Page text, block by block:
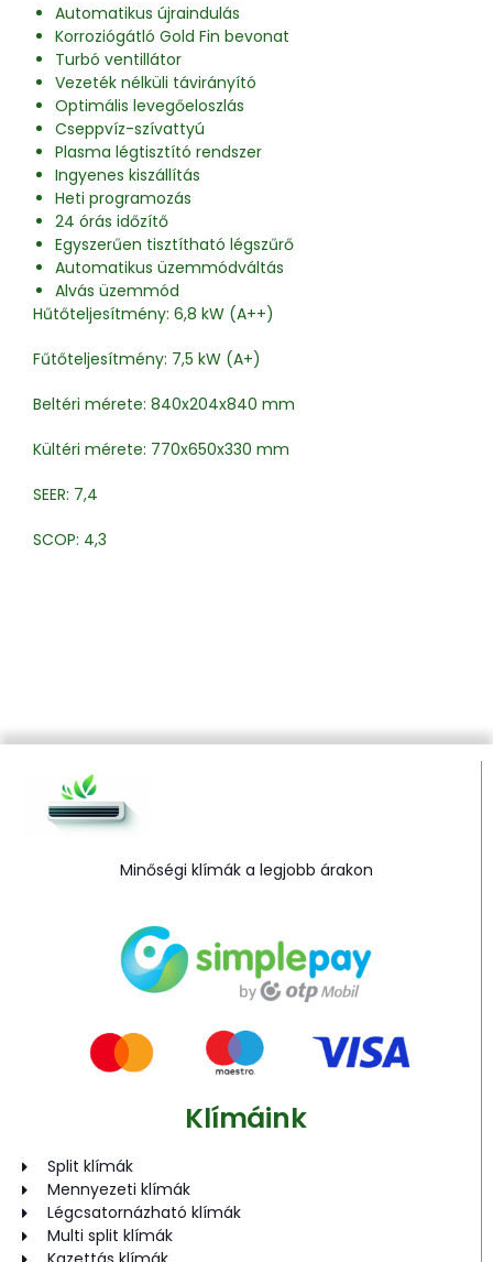
Automatikus újraindulás
Korroziógátló Gold Fin bevonat
Turbó ventillátor
Vezeték nélküli távirányító
Optimális levegőeloszlás
Cseppvíz-szívattyú
Plasma légtisztító rendszer
Ingyenes kiszállítás
Heti programozás
24 órás időzítő
Egyszerűen tisztítható légszűrő
Automatikus üzemmódváltás
Alvás üzemmód
Hűtőteljesítmény: 6,8 kW (A++)
Fűtőteljesítmény: 7,5 kW (A+)
Beltéri mérete: 840x204x840 mm
Kültéri mérete: 770x650x330 mm
SEER: 7,4
SCOP: 4,3
Minőségi klímák a legjobb árakon
Klímáink
Split klímák
Mennyezeti klímák
Légcsatornázható klímák
Multi split klímák